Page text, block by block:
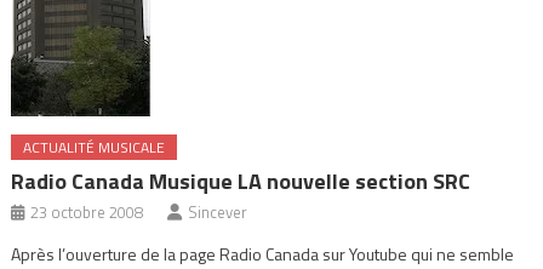
ACTUALITÉ MUSICALE
Radio Canada Musique LA nouvelle section SRC
23 octobre 2008 Sincever
Après l’ouverture de la page Radio Canada sur Youtube qui ne semble